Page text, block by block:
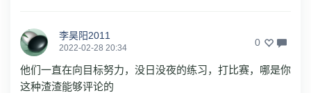
李昊阳2011
2022-02-28 20:34 0
他们一直在向目标努力，没日没夜的练习，打比赛，哪是你
这种渣渣能够评论的